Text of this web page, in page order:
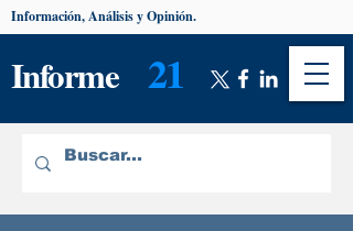
Informe 21
Información, Análisis y Opinión.